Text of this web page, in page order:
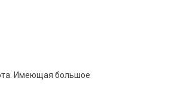
Имеющая большое